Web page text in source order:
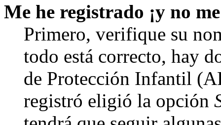
Me he registrado ¡y no
Primero, verifique su
todo está correcto, hay
de Protección Infantil
registró eligió la opción